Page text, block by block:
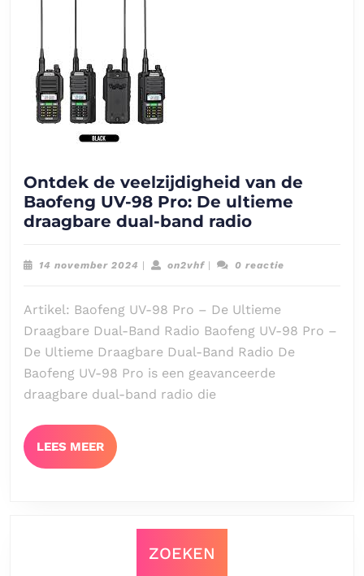
Ontdek de veelzijdigheid van de
Baofeng UV-98 Pro: De ultieme
draagbare dual-band radioOntdek
Baofeng
UV-
98
Pro:
14 november 2024 14| on2vhfon2vhf
| 0 reactie
Artikel: Baofeng UV-98 Pro – De Ultieme
Draagbare Dual-Band Radio Baofeng UV-98 Pro –
De Ultieme Draagbare Dual-Band Radio De
Baofeng UV-98 Pro is een geavanceerde
draagbare dual-band radio die
LEES MEERLEES
MEER
ZOEKEN